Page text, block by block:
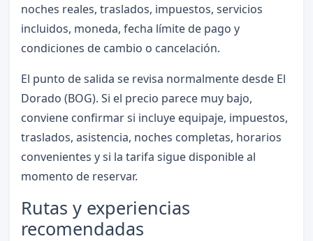
noches reales, traslados, impuestos, servicios
incluidos, moneda, fecha límite de pago y
condiciones de cambio o cancelación.
El punto de salida se revisa normalmente desde El
Dorado (BOG). Si el precio parece muy bajo,
conviene confirmar si incluye equipaje, impuestos,
traslados, asistencia, noches completas, horarios
convenientes y si la tarifa sigue disponible al
momento de reservar.
Rutas y experiencias
recomendadas